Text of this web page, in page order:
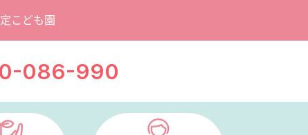
こども園
086-990